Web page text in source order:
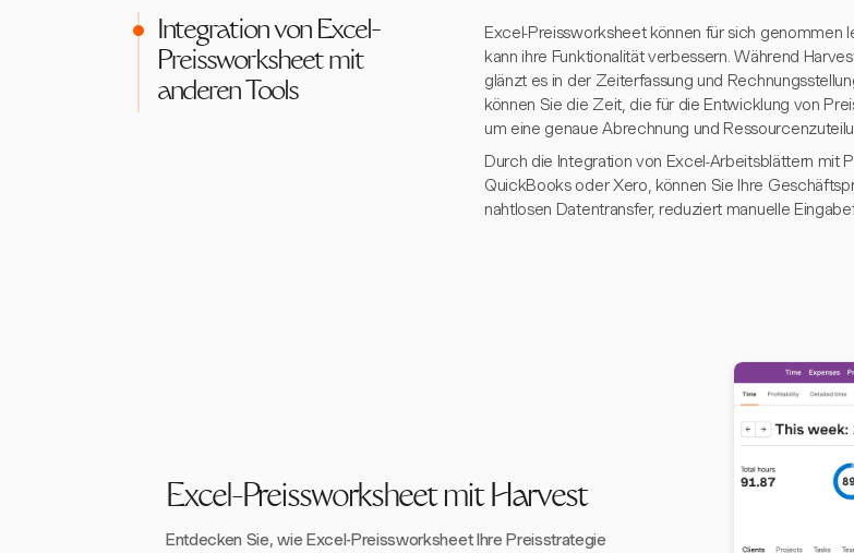
Integration von Excel-
Preissworksheet mit
anderen Tools
Excel-Preissworksheet können für sich genommen
kann ihre Funktionalität verbessern. Während
glänzt es in der Zeiterfassung und
können Sie die Zeit, die für die Entwicklung von
um eine genaue Abrechnung und
Durch die Integration von Excel-Arbeitsblättern mit
QuickBooks oder Xero, können Sie Ihre
nahtlosen Datentransfer, reduziert manuelle
Excel-Preissworksheet mit Harvest
Entdecken Sie, wie Excel-Preissworksheet Ihre Preisstrategie